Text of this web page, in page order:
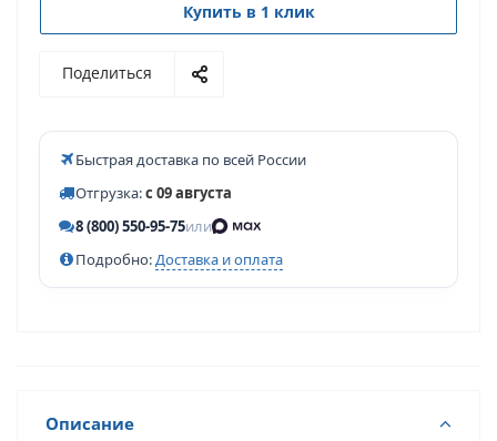
Купить в 1 клик
Поделиться
Быстрая доставка по всей России
Отгрузка:с 09 августа
8 (800) 550-95-75или
Подробно:Доставка и оплата
Описание